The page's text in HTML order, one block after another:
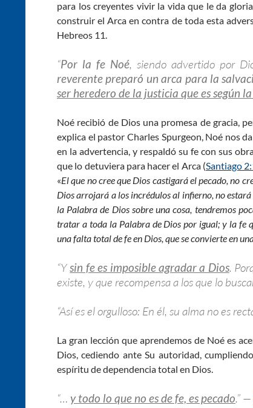
para los creyentes vivir la vida que le da
construir el Arca en contra de toda esta
Hebreos 11
“Por la fe Noé, siendo advertido por
reverente preparó un arca para la
ser heredero de la justicia que es según
Noé recibió de Dios una promesa de gracia,
explica el pastor Charles Spurgeon, Noé nos
en la advertencia, y respaldó su fe con sus
que lo detuviera para hacer el Arca (Santiago
«El que no cree que Dios castigará el pecado, no
Dios arrojará a los incrédulos al infierno, no
la Palabra de Dios sobre una cosa, tendremos
tratar a toda la Palabra de Dios por igual; y la fe
una falta total de fe en Dios, que se convierte en
“Ysin fe es imposible agradar a Dios.
existe, y que recompensa a los que lo
“Así es el orgulloso: En él, su alma no es
La gran lección que aprendemos de Noé es
Dios, cediendo ante Su autoridad,
espíritu de dependencia total en Dios.
“… y todo lo que no es de fe, es pecado.” —